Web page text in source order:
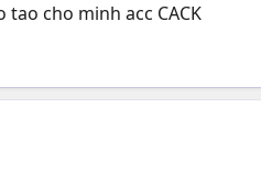
cho minh acc CACK